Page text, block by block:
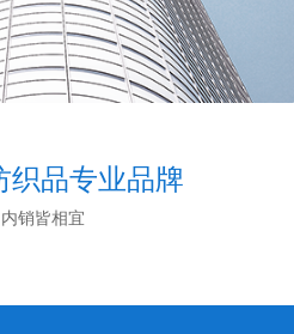
织品专业品牌
销皆相宜